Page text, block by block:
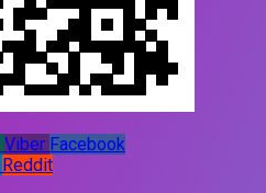
Viber Facebook
Reddit